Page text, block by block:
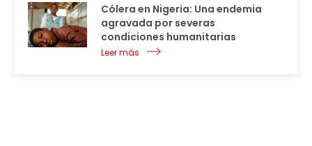
Cólera en Nigeria: Una endemia
agravada por severas
condiciones humanitarias
Leer más